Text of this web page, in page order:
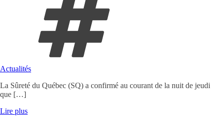
Actualités
La Sûreté du Québec (SQ) a confirmé au courant de la nuit de jeudi
que […]
Lire plus